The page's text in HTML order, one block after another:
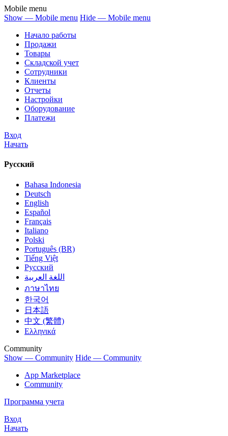
Mobile menu
Show — Mobile menu Hide — Mobile menu
Начало работы
Продажи
Товары
Cкладской учет
Сотрудники
Клиенты
Отчеты
Настройки
Оборудование
Платежи
Вход
Начать
Русский
Bahasa Indonesia
Deutsch
English
Español
Français
Italiano
Polski
Português (BR)
Tiếng Việt
Русский
اللغة العربية
ภาษาไทย
한국어
日本語
中文 (繁體)
Ελληνικά
Community
Show — Community Hide — Community
App Marketplace
Community
Программа учета
Вход
Начать